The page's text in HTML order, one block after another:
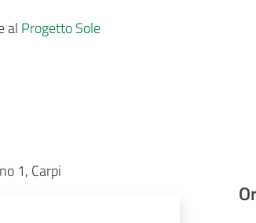
al Progetto Sole
1, Carpi